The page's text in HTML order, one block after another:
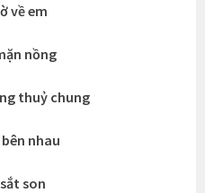
về em
nồng
thuỷ chung
nhau
son